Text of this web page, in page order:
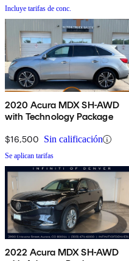
Incluye tarifas de conc.
2020 Acura MDX SH-AWD
with Technology Package
$16,500 Sin calificación
Se aplican tarifas
2022 Acura MDX SH-AWD